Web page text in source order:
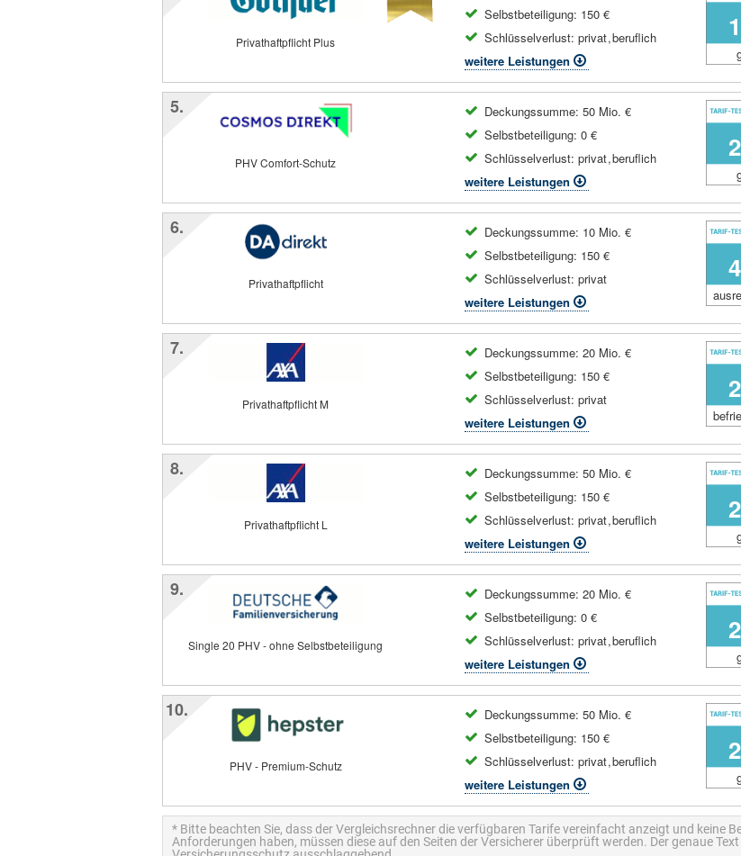
Privathaftpflicht Plus
Selbstbeteiligung: 150 €
Schlüsselverlust:privat,beruflich
weitere Leistungen
PHV Comfort-Schutz
5.
Deckungssumme: 50 Mio. €
Selbstbeteiligung: 0 €
Schlüsselverlust:privat,beruflich
weitere Leistungen
Privathaftpflicht
6.
Deckungssumme: 10 Mio. €
Selbstbeteiligung: 150 €
Schlüsselverlust:privat
weitere Leistungen
Privathaftpflicht M
7.
Deckungssumme: 20 Mio. €
Selbstbeteiligung: 150 €
Schlüsselverlust:privat
weitere Leistungen
Privathaftpflicht L
8.
Deckungssumme: 50 Mio. €
Selbstbeteiligung: 150 €
Schlüsselverlust:privat,beruflich
weitere Leistungen
Single 20 PHV - ohne Selbstbeteiligung
9.
Deckungssumme: 20 Mio. €
Selbstbeteiligung: 0 €
Schlüsselverlust:privat,beruflich
weitere Leistungen
PHV - Premium-Schutz
10.
Deckungssumme: 50 Mio. €
Selbstbeteiligung: 150 €
Schlüsselverlust:privat,beruflich
weitere Leistungen
* Bitte beachten Sie, dass der Vergleichsrechner die verfügbaren Tarife vereinfacht anzeigt und keine
Anforderungen haben, müssen diese auf den Seiten der Versicherer überprüft werden. Der genaue